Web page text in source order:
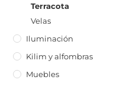
Terracota
Velas
Iluminación
Kilim y alfombras
Muebles